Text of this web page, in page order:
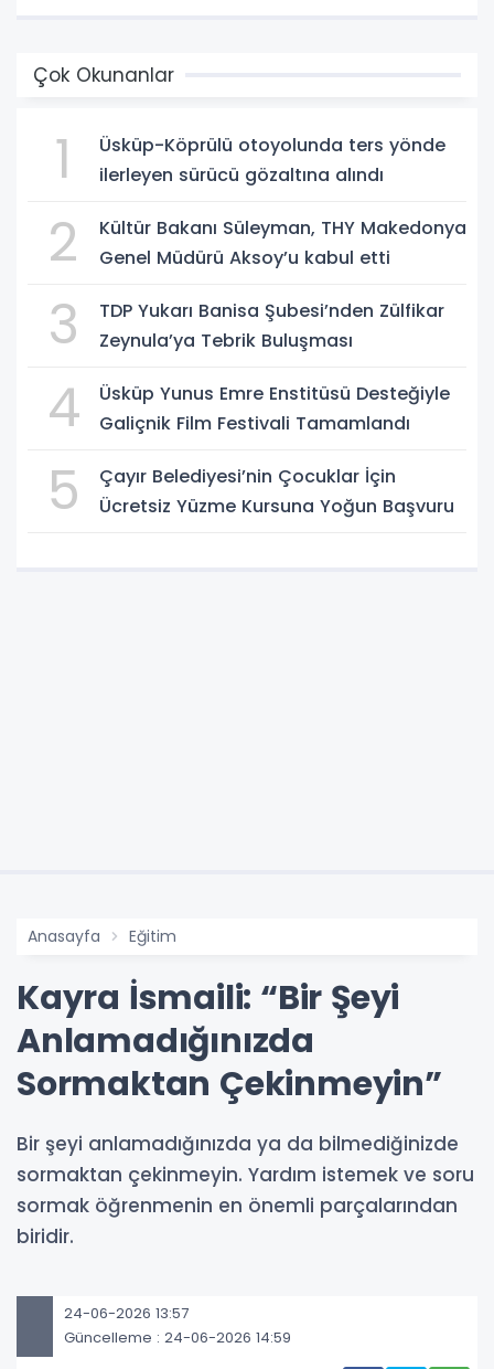
Çok Okunanlar
1
Üsküp-Köprülü otoyolunda ters yönde
ilerleyen sürücü gözaltına alındı
2
Kültür Bakanı Süleyman, THY Makedonya
Genel Müdürü Aksoy’u kabul etti
3
TDP Yukarı Banisa Şubesi’nden Zülfikar
Zeynula’ya Tebrik Buluşması
4
Üsküp Yunus Emre Enstitüsü Desteğiyle
Galiçnik Film Festivali Tamamlandı
5
Çayır Belediyesi’nin Çocuklar İçin
Ücretsiz Yüzme Kursuna Yoğun Başvuru
Anasayfa Eğitim
Kayra İsmaili: “Bir Şeyi
Anlamadığınızda
Sormaktan Çekinmeyin”
Bir şeyi anlamadığınızda ya da bilmediğinizde
sormaktan çekinmeyin. Yardım istemek ve soru
sormak öğrenmenin en önemli parçalarından
biridir.
24-06-2026 13:57
Güncelleme : 24-06-2026 14:59